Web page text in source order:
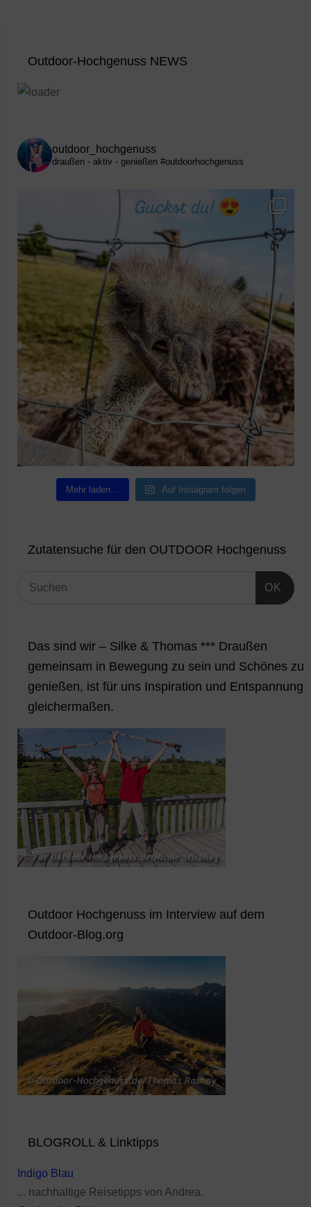
Outdoor-Hochgenuss NEWS
outdoor_hochgenuss
draußen - aktiv - genießen #outdoorhochgenuss
Mehr laden… Auf Instagram folgen
Zutatensuche für den OUTDOOR Hochgenuss
OK
Das sind wir – Silke & Thomas *** Draußen
gemeinsam in Bewegung zu sein und Schönes zu
genießen, ist für uns Inspiration und Entspannung
gleichermaßen.
Outdoor Hochgenuss im Interview auf dem
Outdoor-Blog.org
BLOGROLL & Linktipps
Indigo Blau
... nachhaltige Reisetipps von Andrea.